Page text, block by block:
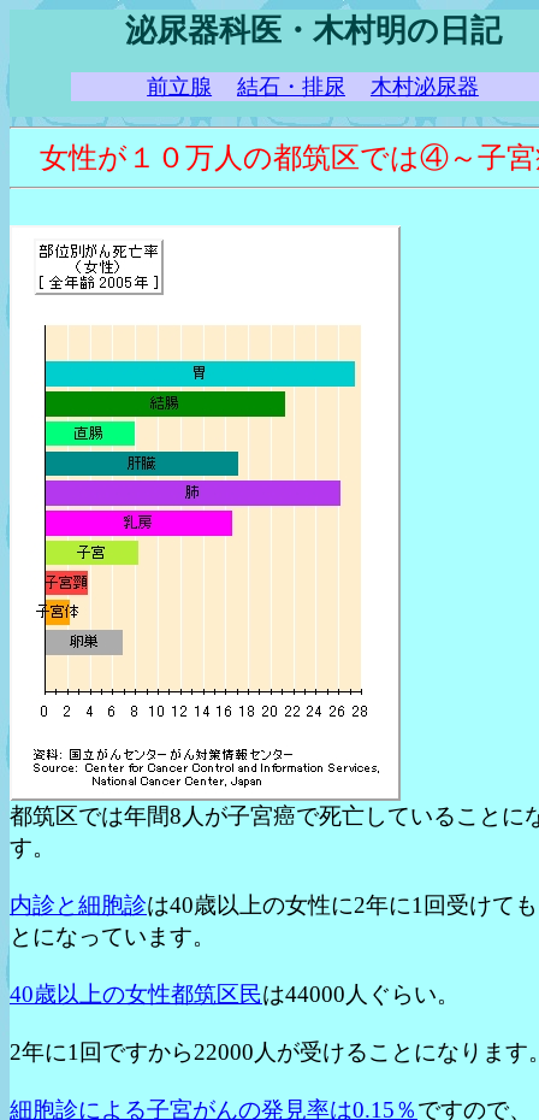
泌尿器科医・木村明の日記
前立腺 結石・排尿 木村泌尿器
女性が１０万人の都筑区では④～子
都筑区では年間8人が子宮癌で死亡していることに
す。
内診と細胞診は40歳以上の女性に2年に1回受けて
とになっています。
40歳以上の女性都筑区民は44000人ぐらい。
2年に1回ですから22000人が受けることになります
細胞診による子宮がんの発見率は0.15％ですので、